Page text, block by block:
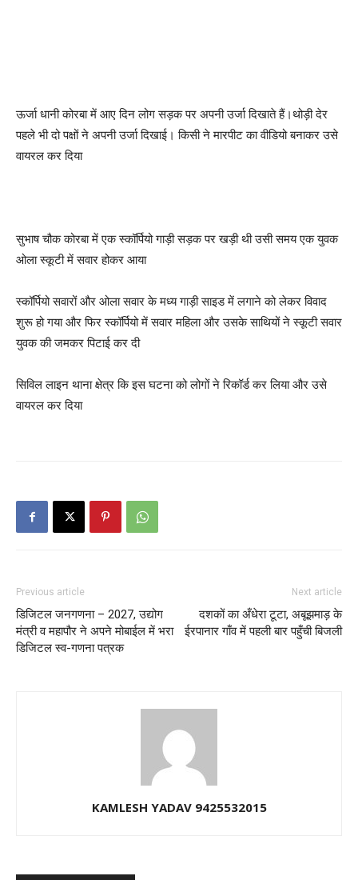
ऊर्जा धानी कोरबा में आए दिन लोग सड़क पर अपनी उर्जा दिखाते हैं।थोड़ी देर
पहले भी दो पक्षों ने अपनी उर्जा दिखाई। किसी ने मारपीट का वीडियो बनाकर उसे
वायरल कर दिया
सुभाष चौक कोरबा में एक स्कॉर्पियो गाड़ी सड़क पर खड़ी थी उसी समय एक युवक
ओला स्कूटी में सवार होकर आया
स्कॉर्पियो सवारों और ओला सवार के मध्य गाड़ी साइड में लगाने को लेकर विवाद
शुरू हो गया और फिर स्कॉर्पियो में सवार महिला और उसके साथियों ने स्कूटी सवार
युवक की जमकर पिटाई कर दी
सिविल लाइन थाना क्षेत्र कि इस घटना को लोगों ने रिकॉर्ड कर लिया और उसे
वायरल कर दिया
Previous article
डिजिटल जनगणना – 2027, उद्योग
मंत्री व महापौर ने अपने मोबाईल में भरा
डिजिटल स्व-गणना पत्रक
Next article
दशकों का अँधेरा टूटा, अबूझमाड़ के
ईरपानार गाँव में पहली बार पहुँची बिजली
KAMLESH YADAV 9425532015